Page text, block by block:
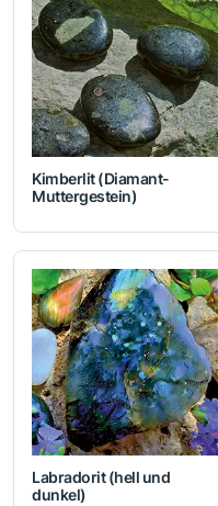
Kimberlit (Diamant-
Muttergestein)
Labradorit (hell und
dunkel)